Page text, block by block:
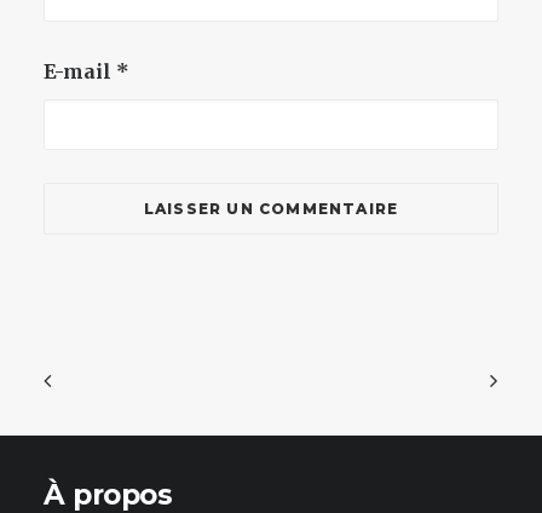
E-mail *
À propos